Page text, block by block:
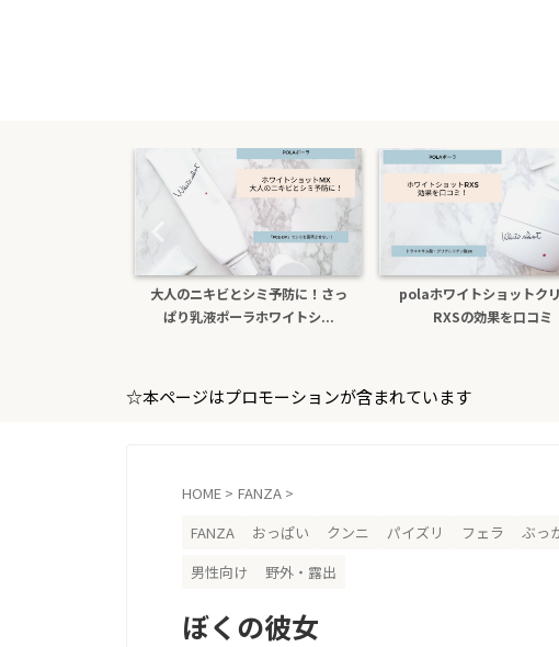
大人のニキビとシミ予防に！さっ
ぱり乳液ポーラホワイトシ...
polaホワイトショットク
RXSの効果を口コミ
☆本ページはプロモーションが含まれています
HOME > FANZA >
FANZA
おっぱい クンニ パイズリ フェラ ぶっ
男性向け
野外・露出
ぼくの彼女